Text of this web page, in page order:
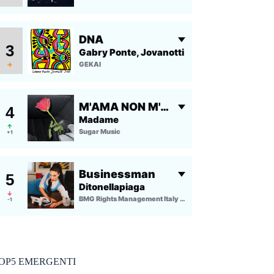
EMERGENTI